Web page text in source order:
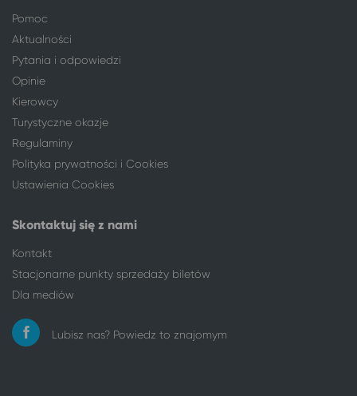
Poznań
Poznań
Poznań
Sianożęty
Poznań
Sieradz
Słupsk
Poznań
Sosnowiec
Świeradów-Zdrój
Poznań
Toruń
Poznań
Wałbrzych
Poznań
Zielona Góra
Poznań
ponad 350 lokalizacji
Bytom
Gliwice
Goczałkowice-Zdrój*
Pomoc
Aktualności
Pytania i odpowiedzi
Opinie
Kierowcy
Turystyczne okazje
Regulaminy
Polityka prywatności i Cookies
Ustawienia Cookies
Skontaktuj się z nami
Kontakt
Stacjonarne punkty sprzedaży biletów
Dla mediów
Lubisz nas? Powiedz to znajomym